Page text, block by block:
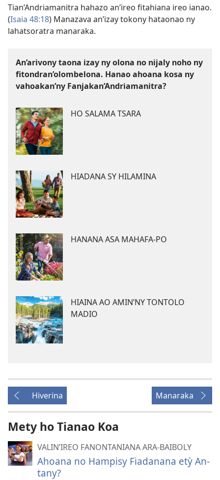
Tian’Andriamanitra hahazo an’ireo fitahiana ireo ianao.
(Isaia 48:18) Manazava an’izay tokony hataonao ny
lahatsoratra manaraka.
An’arivony taona izay ny olona no nijaly noho ny
fitondran’olombelona. Hanao ahoana kosa ny
vahoakan’ny Fanjakan’Andriamanitra?
HO SALAMA TSARA
HIADANA SY HILAMINA
HANANA ASA MAHAFA-PO
HIAINA AO AMIN’NY TONTOLO
MADIO
Hiverina Manaraka
Mety ho Tianao Koa
VALIN’IREO FANONTANIANA ARA-BAIBOLY
Ahoana no Hampisy Fiadanana etỳ An-
tany?